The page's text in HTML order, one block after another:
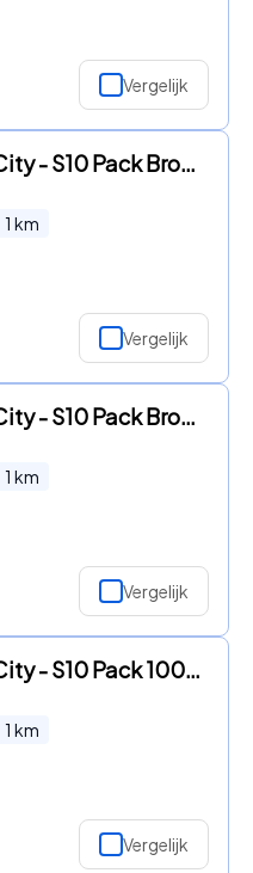
Vergelijk
Aixam City - S10 Pack Brommobiel NIEUW
1 km
Vergelijk
Aixam City - S10 Pack Brommobiel NIEUW
1 km
Vergelijk
Aixam City - S10 Pack 100% ELEKTRISCHE Brommobiel | tot 113km Actieradius
1 km
Vergelijk